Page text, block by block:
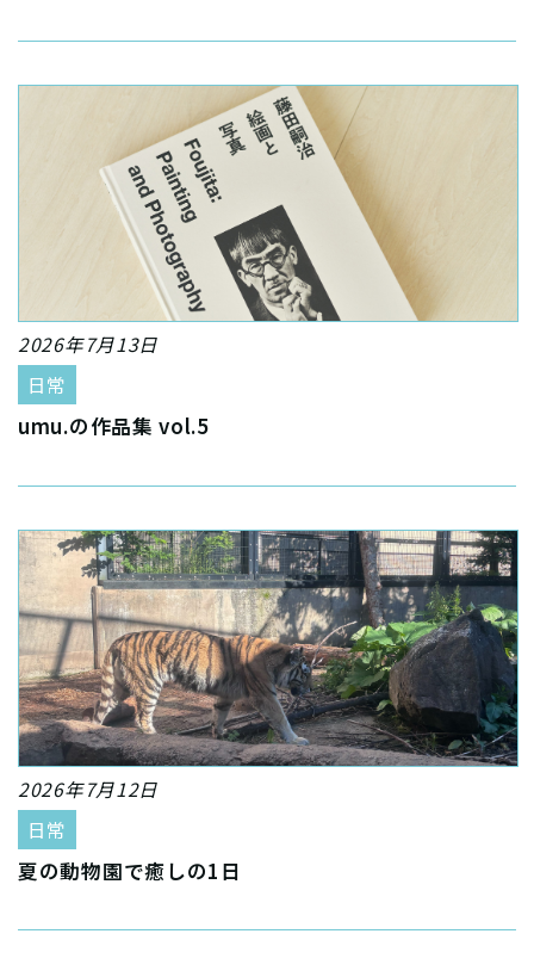
2026年7月13日
日常
umu.の作品集 vol.5
2026年7月12日
日常
夏の動物園で癒しの1日